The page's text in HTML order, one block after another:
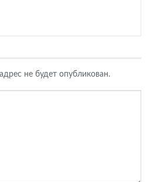
не будет опубликован.